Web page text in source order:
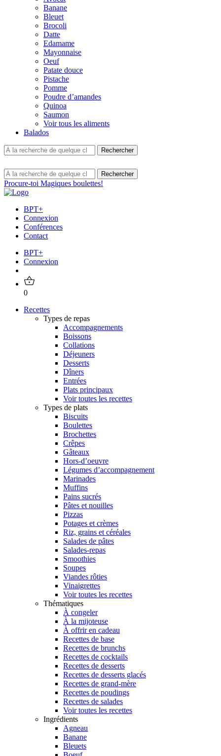
Banane
Bleuet
Brocoli
Datte
Edamame
Mayonnaise
Oeuf
Patate douce
Pistache
Pomme
Poudre d’amandes
Quinoa
Saumon
Voir tous les aliments
Balados
Procure-toi Magiques boulettes!
BPT+
Connexion
Conférences
Contact
BPT+
Connexion
0
Recettes
Types de repas
Accompagnements
Boissons
Collations
Déjeuners
Desserts
Dîners
Entrées
Plats principaux
Voir toutes les recettes
Types de plats
Biscuits
Boulettes
Brochettes
Crêpes
Gâteaux
Hors-d’oeuvre
Légumes d’accompagnement
Marinades
Muffins
Pains sucrés
Pâtes et nouilles
Pizzas
Potages et crèmes
Riz, grains et céréales
Salades de pâtes
Salades-repas
Smoothies
Soupes
Viandes rôties
Vinaigrettes
Voir toutes les recettes
Thématiques
À congeler
À la mijoteuse
À offrir en cadeau
Recettes de base
Recettes de brunchs
Recettes de cocktails
Recettes de desserts
Recettes de desserts glacés
Recettes de grand-mère
Recettes de poudings
Recettes de salades
Voir toutes les recettes
Ingrédients
Agneau
Banane
Bleuets